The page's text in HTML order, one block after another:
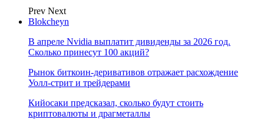
Prev Next
Blokcheyn
В апреле Nvidia выплатит дивиденды за 2026 год.
Сколько принесут 100 акций?
Рынок биткоин-деривативов отражает расхождение
Уолл-стрит и трейдерами
Кийосаки предсказал, сколько будут стоить
криптовалюты и драгметаллы